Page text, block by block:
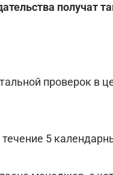
получат
проверок в
5